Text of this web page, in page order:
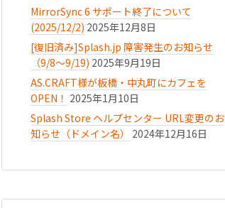
MirrorSync 6 サポート終了について
(2025/12/2) 2025年12月8日
[復旧済み]Splash.jp 障害発生のお知らせ
（9/8〜9/19) 2025年9月19日
AS.CRAFT様が板橋・中丸町にカフェを
OPEN！ 2025年1月10日
Splash Store ヘルプセンター URL変更のお
知らせ（ドメイン名）
2024年12月16日